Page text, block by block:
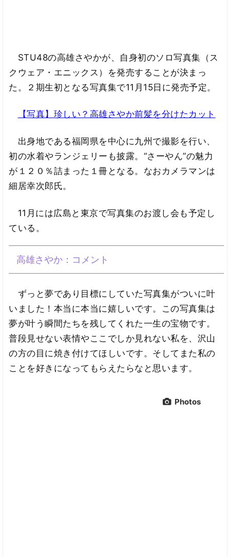
STU48の高雄さやかが、自身初のソロ写真集（ス
クウェア・エニックス）を発売することが決まっ
た。２期生初となる写真集で11月15日に発売予定。
【写真】珍しい？高雄さやか前髪を分けたカット
出身地である福岡県を中心に九州で撮影を行い、
初の水着やランジェリーも披露。“さーやん”の魅力
が１２０％詰まった１冊となる。なおカメラマンは
細居幸次郎氏。
11月には広島と東京で写真集のお渡し会も予定し
ている。
高雄さやか：コメント
ずっと夢であり目標にしていた写真集がついに叶
いました！本当に本当に嬉しいです。この写真集は
夢が叶う瞬間たちを残してくれた一生の宝物です。
普段見せない表情やここでしか見れない私を、沢山
の方の目に焼き付けてほしいです。そしてまた私の
ことを好きになってもらえたらなと思います。
Photos